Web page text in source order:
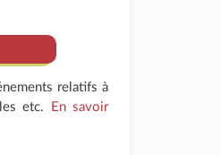
relatifs à
etc.
En savoir